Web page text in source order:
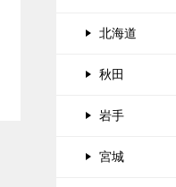
北海道
秋田
岩手
宮城